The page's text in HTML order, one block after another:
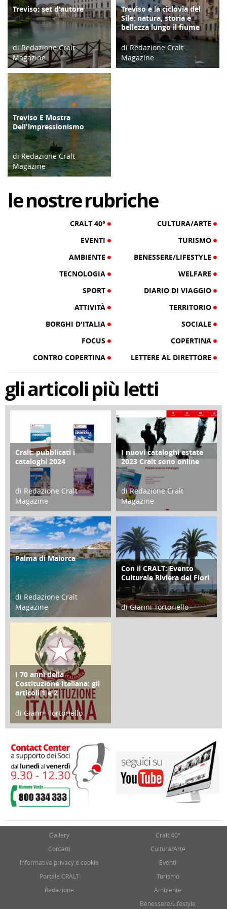
TURISMO
Treviso: set d'autore
di Redazione Cralt
Magazine
11/12/18
ATTIVITÀ
Treviso e la ciclovia del
Sile: natura, storia e
bellezza lungo il fiume
di Redazione Cralt
Magazine
CULTURA/ARTE
Treviso E Mostra
Dell'impressionismo
di Redazione Cralt
Magazine
lenostrerubriche
CRALT 40°
CULTURA/ARTE
EVENTI
TURISMO
AMBIENTE
BENESSERE/LIFESTYLE
TECNOLOGIA
WELFARE
SPORT
DIARIO DI VIAGGIO
ATTIVITÀ
TERRITORIO
BORGHI D'ITALIA
SOCIALE
FOCUS
COPERTINA
CONTRO COPERTINA
LETTERE AL DIRETTORE
gliarticolipiù letti
COPERTINA
Cralt: pubblicati i
cataloghi 2024
di Redazione Cralt
Magazine
21 Novembre 2023
CONTRO COPERTINA
I nuovi cataloghi estate
2023 Cralt sono online
di Redazione Cralt
Magazine
07 Marzo 2023
ATTIVITÀ
Palma di Maiorca
di Redazione Cralt
Magazine
25 Giugno 2016
ATTIVITÀ
Con il CRALT: Evento
Culturale Riviera dei Fiori
di Gianni Tortoriello
FOCUS
I 70 anni della
Costituzione Italiana: gli
articoli 1 e 2
di Gianni Tortoriello
17 Marzo 2018
Gallery
Contatti
Informativa privacy e cookie
Portale CRALT
Redazione
Cralt 40°
Cultura/Arte
Eventi
Turismo
Ambiente
Benessere/Lifestyle